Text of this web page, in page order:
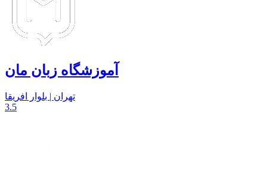
آموزشگاه زبان مان
تهران | بلوار افریقا
3.5